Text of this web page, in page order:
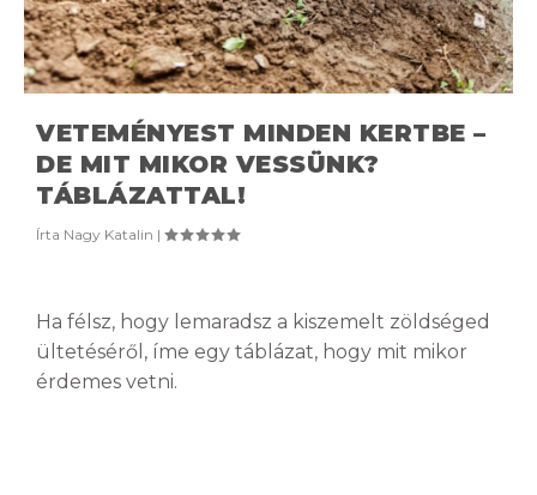
VETEMÉNYEST MINDEN KERTBE –
DE MIT MIKOR VESSÜNK?
TÁBLÁZATTAL!
Írta Nagy Katalin |
Ha félsz, hogy lemaradsz a kiszemelt zöldséged
ültetéséről, íme egy táblázat, hogy mit mikor
érdemes vetni.